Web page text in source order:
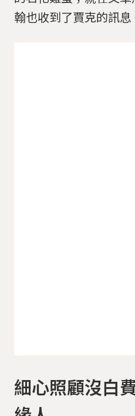
翰也收到了賈克的訊息
細心照顧沒白